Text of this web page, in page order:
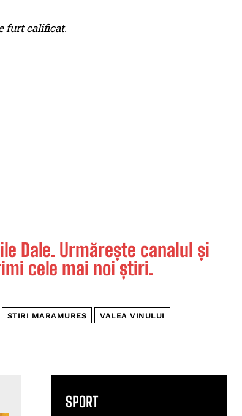
furt calificat.
Dale. Urmărește canalul și
cele mai noi știri.
STIRI MARAMURES VALEA VINULUI
SPORT